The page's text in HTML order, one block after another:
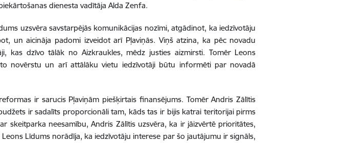
dienesta vadītāja Alda Zenfa.
uzsvēra savstarpējās komunikācijas nozīmi, atgādinot, ka iedzīvotāju
un aicināja padomi izveidot arī Pļaviņās. Viņš atzina, ka pēc novadu
kas dzīvo tālāk no Aizkraukles, mēdz justies aizmirsti. Tomēr Leons
novērstu un arī attālāku vietu iedzīvotāji būtu informēti par novadā
ir sarucis Pļaviņām piešķirtais finansējums. Tomēr Andris Zālītis
ir sadalīts proporcionāli tam, kāds tas ir bijis katrai teritorijai pirms
skeitparka neesamību, Andris Zālītis uzsvēra, ka ir jāizvērtē prioritātes,
Līdums norādīja, ka iedzīvotāju interese par šo jautājumu ir signāls,